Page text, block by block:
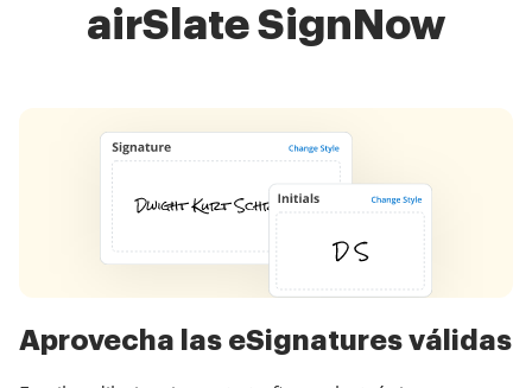
airSlate SignNow
Aprovecha las eSignatures válidas